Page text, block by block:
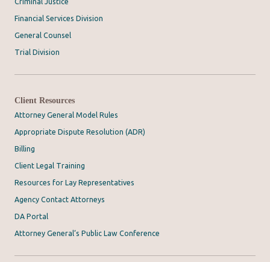
Criminal Justice
Financial Services Division
General Counsel
Trial Division
Client Resources
Attorney General Model Rules
Appropriate Dispute Resolution (ADR)
Billing
Client Legal Training
Resources for Lay Representatives
Agency Contact Attorneys
DA Portal
Attorney General’s Public Law Conference